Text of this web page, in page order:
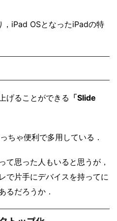
，iPad OSとなったiPadの特
げることができる 「Slide
ちゃ便利で多用している．
て思った人もいると思うが，
で片手にデバイスを持ってに
るだろうか．